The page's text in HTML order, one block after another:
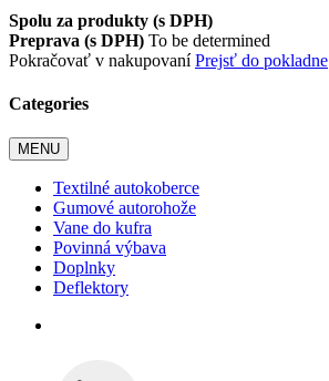
Spolu za produkty (s DPH)
Preprava (s DPH) To be determined
Pokračovať v nakupovaníPrejsť do pokladne
Categories
MENU
Textilné autokoberce
Gumové autorohože
Vane do kufra
Povinná výbava
Doplnky
Deflektory